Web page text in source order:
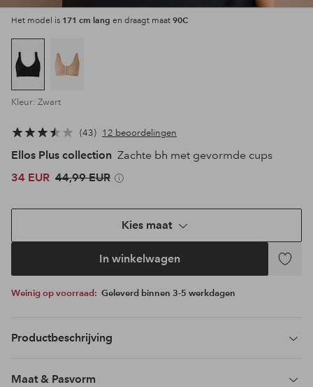
Het model is 171 cm lang en draagt maat 90C
Kleur: Zwart
43 12 beoordelingen
Ellos Plus collection Zachte bh met gevormde cups
34 EUR 44,99 EUR
Kies maat
In winkelwagen
Weinig op voorraad: Geleverd binnen 3-5 werkdagen
Productbeschrijving
Maat & Pasvorm